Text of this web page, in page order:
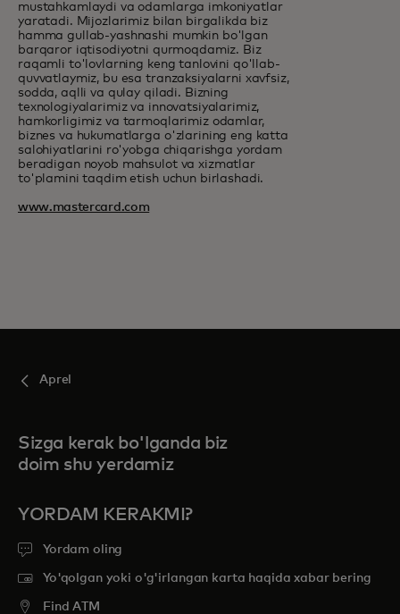
mustahkamlaydi va odamlarga imkoniyatlar
yaratadi. Mijozlarimiz bilan birgalikda biz
hamma gullab-yashnashi mumkin bo'lgan
barqaror iqtisodiyotni qurmoqdamiz. Biz
raqamli to'lovlarning keng tanlovini qo'llab-
quvvatlaymiz, bu esa tranzaksiyalarni xavfsiz,
sodda, aqlli va qulay qiladi. Bizning
texnologiyalarimiz va innovatsiyalarimiz,
hamkorligimiz va tarmoqlarimiz odamlar,
biznes va hukumatlarga o'zlarining eng katta
salohiyatlarini ro'yobga chiqarishga yordam
beradigan noyob mahsulot va xizmatlar
to'plamini taqdim etish uchun birlashadi.
www.mastercard.com
Aprel
Sizga kerak bo'lganda biz
doim shu yerdamiz
YORDAM KERAKMI?
Yordam oling
Yo'qolgan yoki o'g'irlangan karta haqida xabar bering
Find ATM